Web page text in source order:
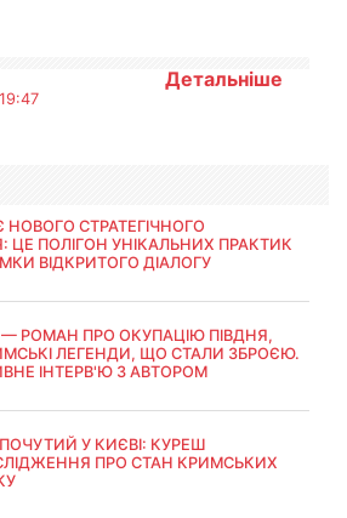
Детальніше
СТРАТЕГІЧНОГО
ЦЕ ПОЛІГОН УНІКАЛЬНИХ ПРАКТИК
ВІДКРИТОГО ДІАЛОГУ
РОМАН ПРО ОКУПАЦІЮ ПІВДНЯ,
ЛЕГЕНДИ, ЩО СТАЛИ ЗБРОЄЮ.
ІНТЕРВ'Ю З АВТОРОМ
У КИЄВІ: КУРЕШ
ПРО СТАН КРИМСЬКИХ